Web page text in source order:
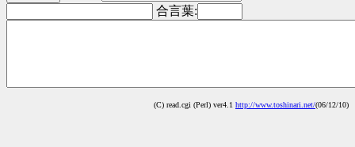
合言葉:
(C) read.cgi (Perl) ver4.1 http://www.toshinari.net/(06/12/10)